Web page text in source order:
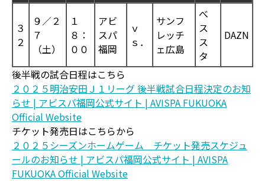
３
２
９／２
７
（土）
１
８：
００
アビ
スパ
福岡
ｖ
ｓ．
サンフ
レッチ
ェ広島
べ
ス
ス
タ
DAZN
後半戦の試合日程はこちら
２０２５明治安田Ｊ１リーグ 後半戦試合日程決定のお知
らせ | アビスパ福岡公式サイト | AVISPA FUKUOKA
Official Website
チケット発売日はこちらから
２０２５シーズンホームゲーム チケット発売スケジュ
ールのお知らせ | アビスパ福岡公式サイト | AVISPA
FUKUOKA Official Website